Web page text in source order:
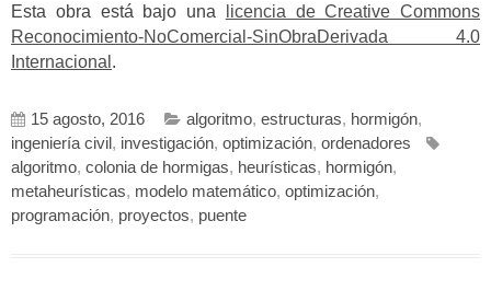
Esta obra está bajo una
licencia de Creative Commons
Reconocimiento-NoComercial-SinObraDerivada 4.0
Internacional .
15 agosto, 2016 algoritmo, estructuras, hormigón,
ingeniería civil , investigación, optimización, ordenadores
algoritmo, colonia de hormigas, heurísticas, hormigón,
metaheurísticas, modelo matemático, optimización,
programación, proyectos, puente